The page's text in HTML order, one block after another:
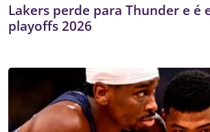
Lakers perde para Thunder e é
playoffs 2026